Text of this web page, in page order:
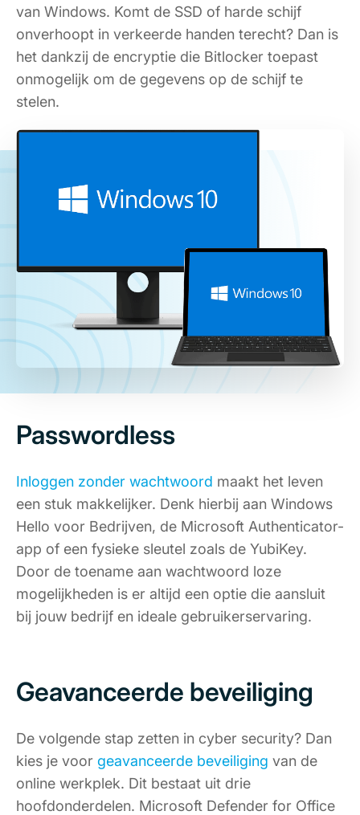
van Windows. Komt de SSD of harde schijf
onverhoopt in verkeerde handen terecht? Dan is
het dankzij de encryptie die Bitlocker toepast
onmogelijk om de gegevens op de schijf te
stelen.
Passwordless
Inloggen zonder wachtwoord maakt het leven
een stuk makkelijker. Denk hierbij aan Windows
Hello voor Bedrijven, de Microsoft Authenticator-
app of een fysieke sleutel zoals de YubiKey.
Door de toename aan wachtwoord loze
mogelijkheden is er altijd een optie die aansluit
bij jouw bedrijf en ideale gebruikerservaring.
Geavanceerde beveiliging
De volgende stap zetten in cyber security? Dan
kies je voor geavanceerde beveiliging van de
online werkplek. Dit bestaat uit drie
hoofdonderdelen. Microsoft Defender for Office